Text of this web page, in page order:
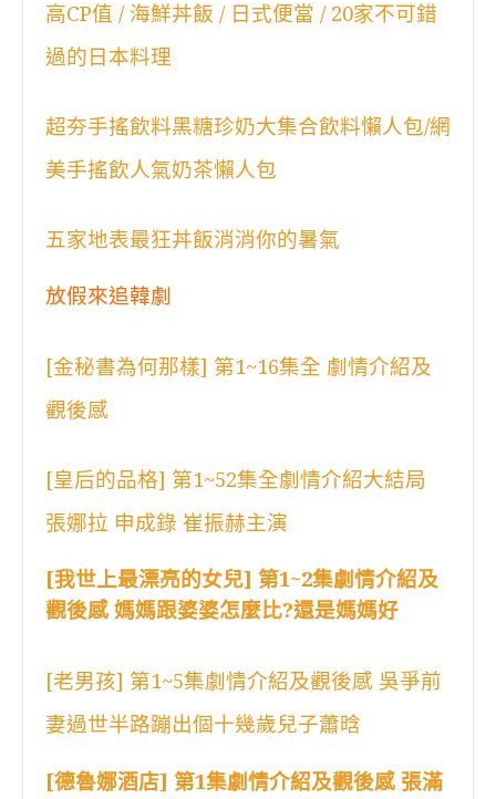
高CP值 / 海鮮丼飯 / 日式便當 / 20家不可錯
過的日本料理
超夯手搖飲料黑糖珍奶大集合飲料懶人包/網
美手搖飲人氣奶茶懶人包
五家地表最狂丼飯消消你的暑氣
放假來追韓劇
[金秘書為何那樣] 第1~16集全 劇情介紹及
觀後感
[皇后的品格] 第1~52集全劇情介紹大結局
張娜拉 申成錄 崔振赫主演
[我世上最漂亮的女兒] 第1~2集劇情介紹及
觀後感 媽媽跟婆婆怎麼比?還是媽媽好
[老男孩] 第1~5集劇情介紹及觀後感 吳爭前
妻過世半路蹦出個十幾歲兒子蕭晗
[德魯娜酒店] 第1集劇情介紹及觀後感 張滿